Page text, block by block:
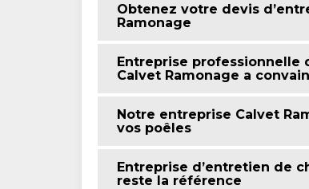
Obtenez votre devis
Ramonage
Entreprise professionnelle
Calvet Ramonage a
Notre entreprise Calvet
vos poêles
Entreprise d’entretien de
reste la référence